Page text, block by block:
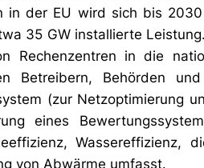
in der EU wird sich bis
35 GW installierte
Rechenzentren in die
Betreibern, Behörden
(zur Netzoptimierung
eines
Wassereffizienz,
von Abwärme umfasst.